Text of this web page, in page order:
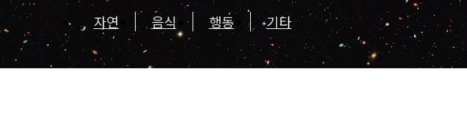
자연 음식 행동 기타